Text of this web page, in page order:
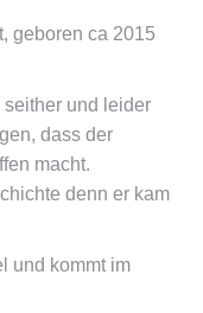
geboren ca 2015
seither und leider
dass der
macht.
denn er kam
und kommt im